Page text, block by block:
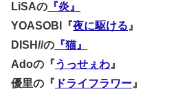
LiSAの 『炎』
YOASOBI『夜に駆ける』
DISH//の 『猫』
Adoの『 うっせぇわ』
優里の『 ドライフラワー』